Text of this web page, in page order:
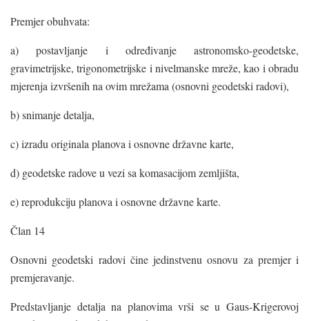
Premjer obuhvata:
a) postavljanje i određivanje astronomsko-geodetske,
gravimetrijske, trigonometrijske i nivelmanske mreže, kao i obradu
mjerenja izvršenih na ovim mrežama (osnovni geodetski radovi),
b) snimanje detalja,
c) izradu originala planova i osnovne državne karte,
d) geodetske radove u vezi sa komasacijom zemljišta,
e) reprodukciju planova i osnovne državne karte.
Član 14
Osnovni geodetski radovi čine jedinstvenu osnovu za premjer i
premjeravanje.
Predstavljanje detalja na planovima vrši se u Gaus-Krigerovoj